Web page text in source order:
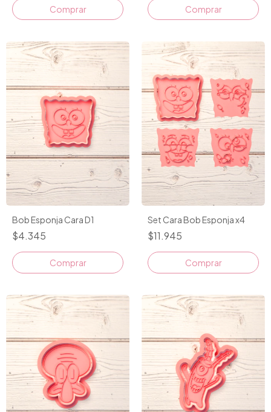
Comprar Comprar
Bob Esponja Cara D1
$4.345
Comprar
Set Cara Bob Esponja x4
$11.945
Comprar